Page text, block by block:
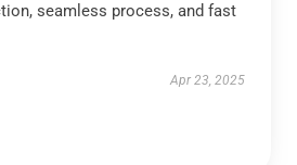
seamless process, and fast
Apr 23, 2025